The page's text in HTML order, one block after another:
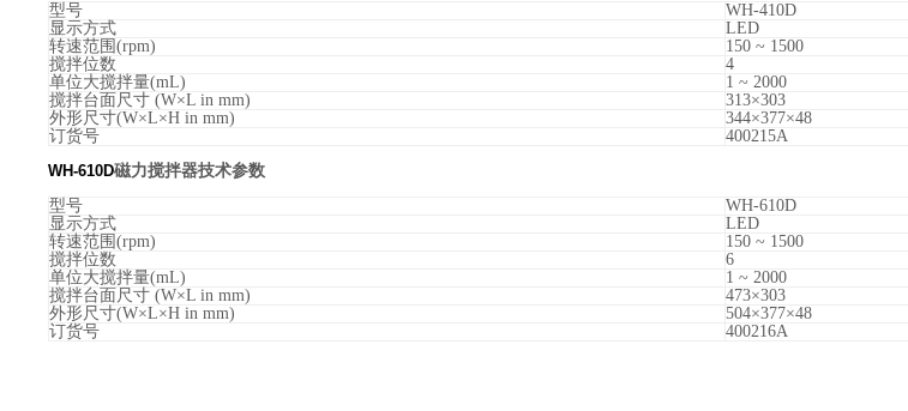
型号
WH-410D
显示方式
LED
转速范围(rpm)
150 ~ 1500
搅拌位数
4
单位大搅拌量(mL)
1 ~ 2000
搅拌台面尺寸 (W×L in mm)
313×303
外形尺寸(W×L×H in mm)
344×377×48
订货号
400215A
WH-610D磁力搅拌器技术参数
型号
WH-610D
显示方式
LED
转速范围(rpm)
150 ~ 1500
搅拌位数
6
单位大搅拌量(mL)
1 ~ 2000
搅拌台面尺寸 (W×L in mm)
473×303
外形尺寸(W×L×H in mm)
504×377×48
订货号
400216A